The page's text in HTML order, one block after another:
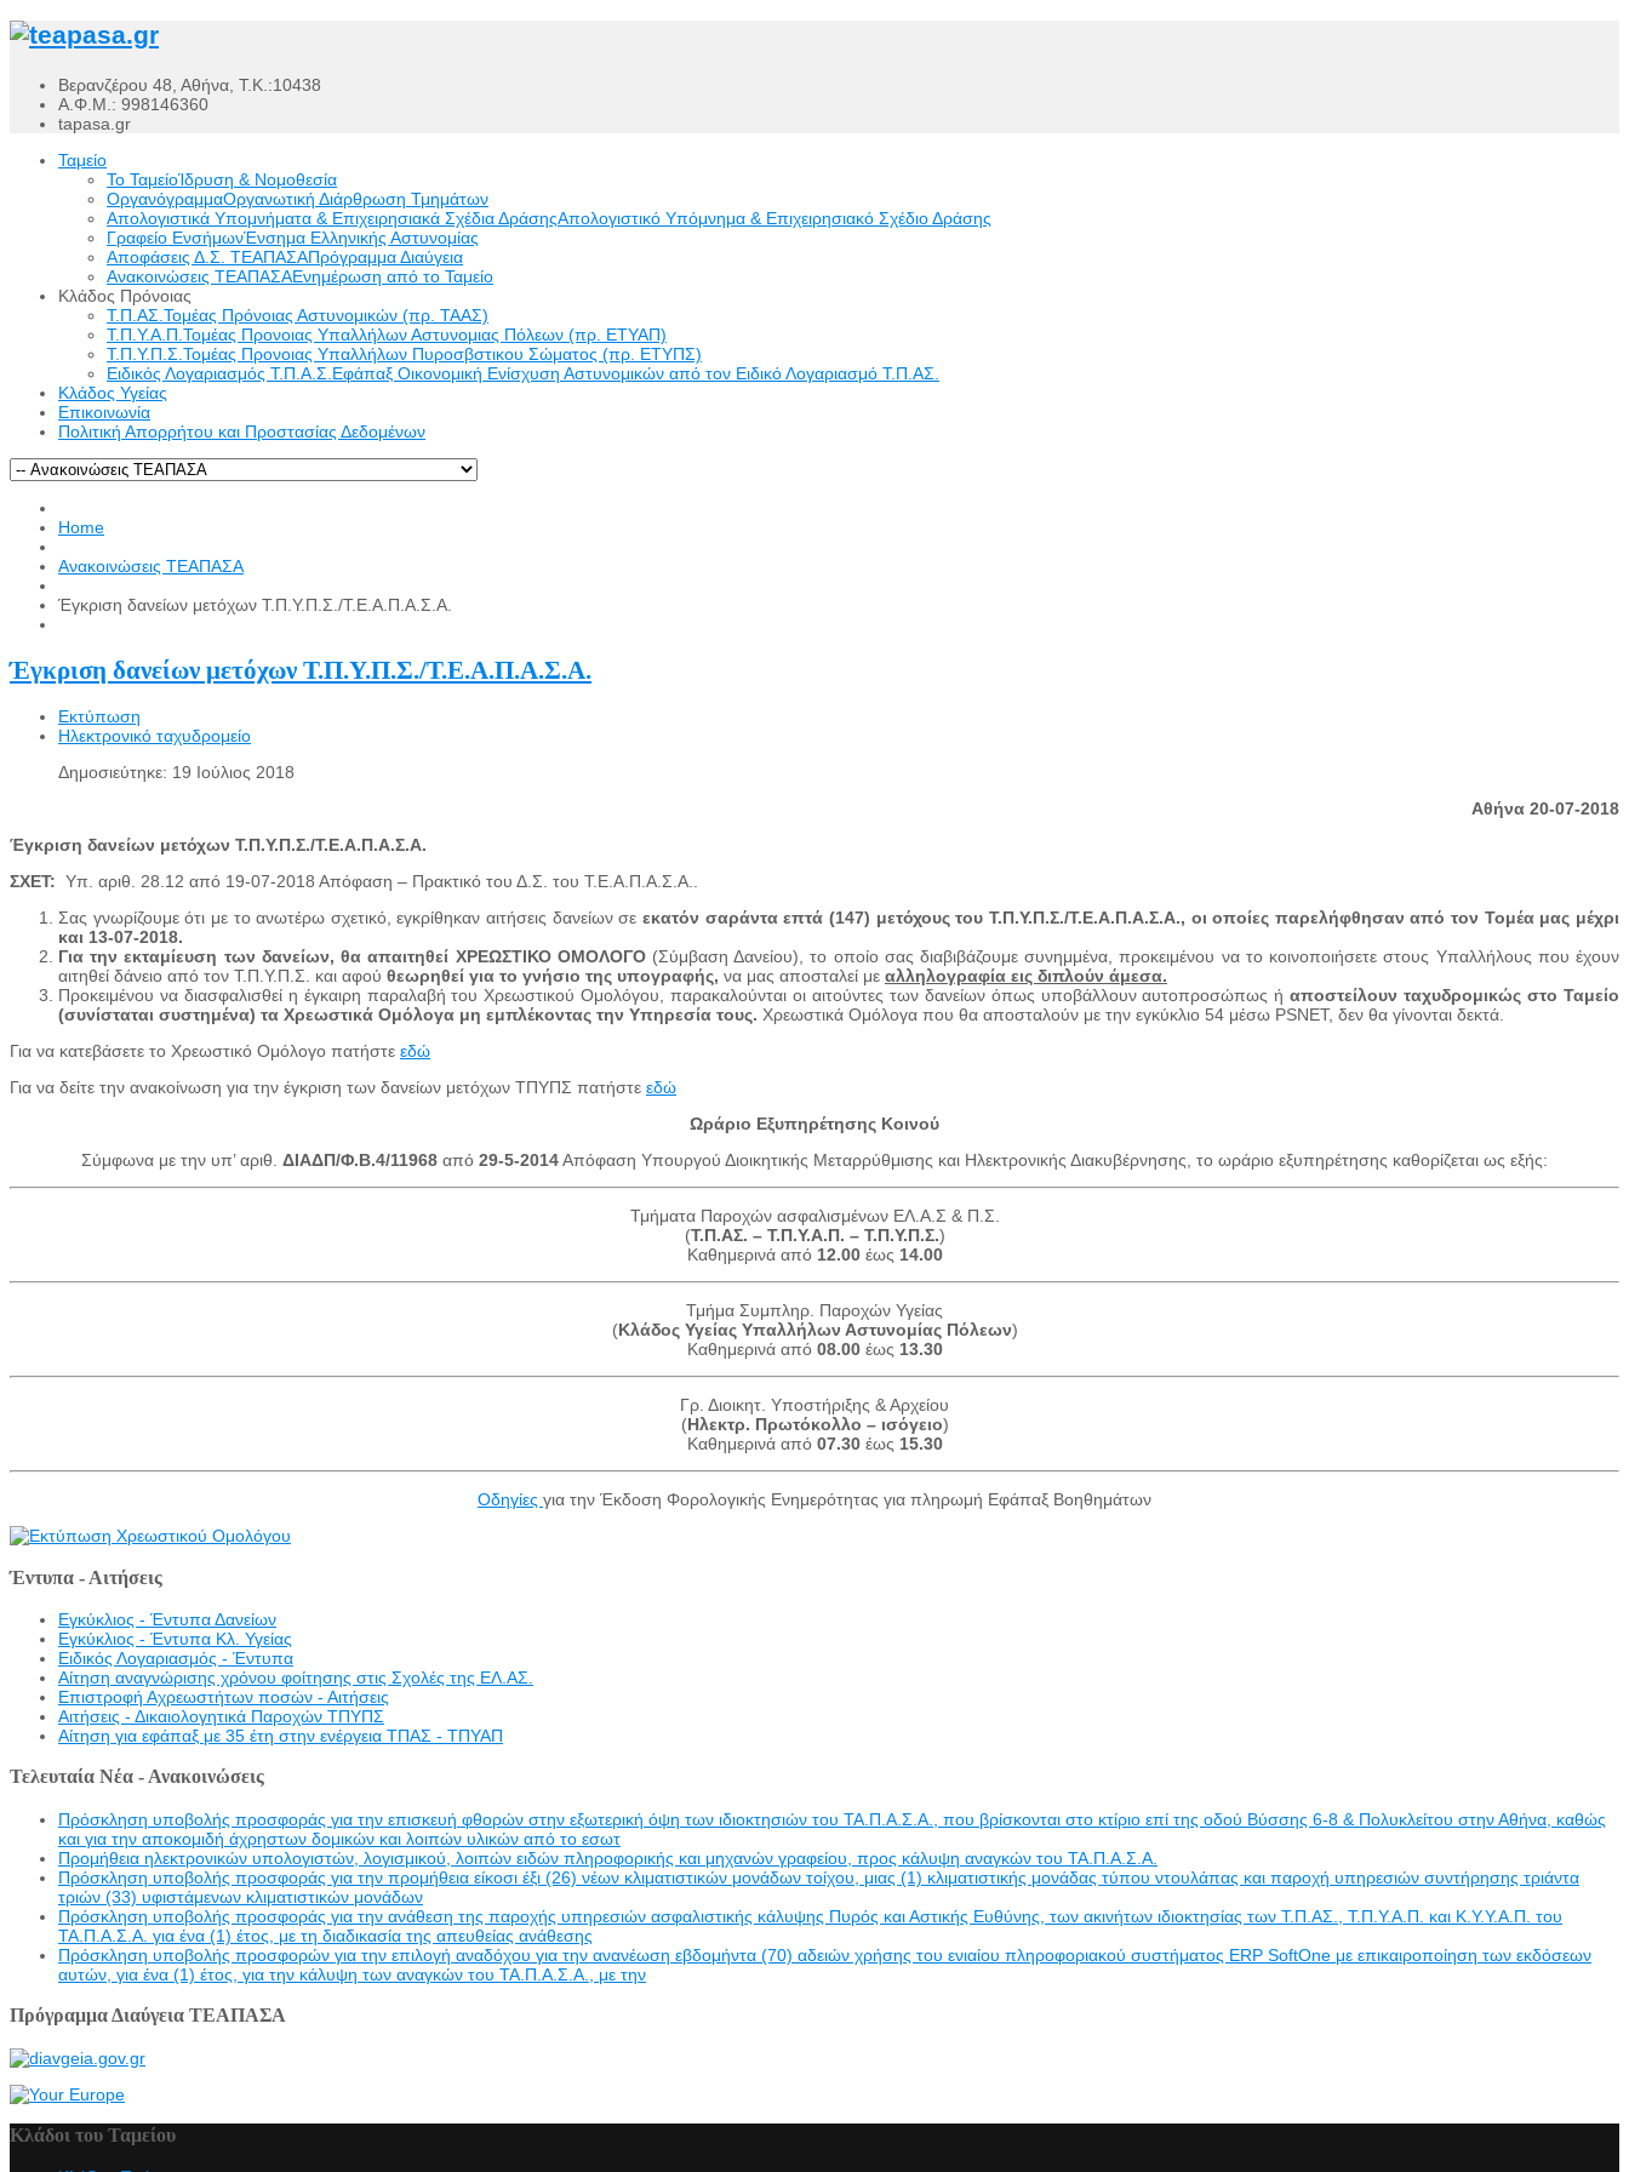
Βερανζέρου 48, Αθήνα, Τ.Κ.:10438
Α.Φ.Μ.: 998146360
tapasa.gr
Ταμείο
Το ΤαμείοΊδρυση & Νομοθεσία
ΟργανόγραμμαΟργανωτική Διάρθρωση Τμημάτων
Απολογιστικά Υπομνήματα & Επιχειρησιακά Σχέδια ΔράσηςΑπολογιστικό Υπόμνημα & Επιχειρησιακό Σχέδιο Δράσης
Γραφείο ΕνσήμωνΈνσημα Ελληνικής Αστυνομίας
Αποφάσεις Δ.Σ. ΤΕΑΠΑΣΑΠρόγραμμα Διαύγεια
Ανακοινώσεις ΤΕΑΠΑΣΑΕνημέρωση από το Ταμείο
Κλάδος Πρόνοιας
Τ.Π.ΑΣ.Τομέας Πρόνοιας Αστυνομικών (πρ. ΤΑΑΣ)
Τ.Π.Υ.Α.Π.Τομέας Προνοιας Υπαλλήλων Αστυνομιας Πόλεων (πρ. ΕΤΥΑΠ)
Τ.Π.Υ.Π.Σ.Τομέας Προνοιας Υπαλλήλων Πυροσβστικου Σώματος (πρ. ΕΤΥΠΣ)
Ειδικός Λογαριασμός Τ.Π.Α.Σ.Εφάπαξ Οικονομική Ενίσχυση Αστυνομικών από τον Ειδικό Λογαριασμό Τ.Π.ΑΣ.
Κλάδος Υγείας
Επικοινωνία
Πολιτική Απορρήτου και Προστασίας Δεδομένων
Home
Ανακοινώσεις ΤΕΑΠΑΣΑ
Έγκριση δανείων μετόχων Τ.Π.Υ.Π.Σ./Τ.Ε.Α.Π.Α.Σ.Α.
Έγκριση δανείων μετόχων Τ.Π.Υ.Π.Σ./Τ.Ε.Α.Π.Α.Σ.Α.
Εκτύπωση
Ηλεκτρονικό ταχυδρομείο
Δημοσιεύτηκε: 19 Ιούλιος 2018
Αθήνα 20-07-2018
Έγκριση δανείων μετόχων Τ.Π.Υ.Π.Σ./Τ.Ε.Α.Π.Α.Σ.Α.
ΣΧΕΤ: Υπ. αριθ. 28.12 από 19-07-2018 Απόφαση – Πρακτικό του Δ.Σ. του Τ.Ε.Α.Π.Α.Σ.Α..
Σας γνωρίζουμε ότι με το ανωτέρω σχετικό, εγκρίθηκαν αιτήσεις δανείων σεεκατόν σαράντα επτά (147) μετόχους του Τ.Π.Υ.Π.Σ./Τ.Ε.Α.Π.Α.Σ.Α., οι οποίες παρελήφθησαν από τον Τομέα μας μέχρι
και 13-07-2018.
Για την εκταμίευση των δανείων, θα απαιτηθεί ΧΡΕΩΣΤΙΚΟ ΟΜΟΛΟΓΟ(Σύμβαση Δανείου), το οποίο σας διαβιβάζουμε συνημμένα, προκειμένου να το κοινοποιήσετε στους Υπαλλήλους που έχουν
αιτηθεί δάνειο από τον Τ.Π.Υ.Π.Σ. και αφού θεωρηθεί για το γνήσιο της υπογραφής, να μας αποσταλεί με αλληλογραφία εις διπλούν άμεσα.
Προκειμένου να διασφαλισθεί η έγκαιρη παραλαβή του Χρεωστικού Ομολόγου, παρακαλούνται οι αιτούντες των δανείων όπως υποβάλλουν αυτοπροσώπως ήαποστείλουν ταχυδρομικώς στο Ταμείο
(συνίσταται συστημένα) τα Χρεωστικά Ομόλογα μη εμπλέκοντας την Υπηρεσία τους. Χρεωστικά Ομόλογα που θα αποσταλούν με την εγκύκλιο 54 μέσω PSNET, δεν θα γίνονται δεκτά.
Για να κατεβάσετε το Χρεωστικό Ομόλογο πατήστε εδώ
Για να δείτε την ανακοίνωση για την έγκριση των δανείων μετόχων ΤΠΥΠΣ πατήστε εδώ
Ωράριο Εξυπηρέτησης Κοινού
Σύμφωνα με την υπ’ αριθ. ΔΙΑΔΠ/Φ.Β.4/11968 από 29-5-2014Απόφαση Υπουργού Διοικητικής Μεταρρύθμισης και Ηλεκτρονικής Διακυβέρνησης, το ωράριο εξυπηρέτησης καθορίζεται ως εξής:
Τμήματα Παροχών ασφαλισμένων ΕΛ.Α.Σ & Π.Σ.
(Τ.Π.ΑΣ. – Τ.Π.Υ.Α.Π. – Τ.Π.Υ.Π.Σ.)
Καθημερινά από 12.00 έως 14.00
Τμήμα Συμπληρ. Παροχών Υγείας
(Κλάδος Υγείας Υπαλλήλων Αστυνομίας Πόλεων)
Καθημερινά από 08.00έως 13.30
Γρ. Διοικητ. Υποστήριξης & Αρχείου
(Ηλεκτρ. Πρωτόκολλο – ισόγειο)
Καθημερινά από 07.30έως 15.30
Οδηγίες για την Έκδοση Φορολογικής Ενημερότητας για πληρωμή Εφάπαξ Βοηθημάτων
Έντυπα - Αιτήσεις
Εγκύκλιος - Έντυπα Δανείων
Εγκύκλιος - Έντυπα Κλ. Υγείας
Eιδικός Λογαριασμός - Έντυπα
Αίτηση αναγνώρισης χρόνου φοίτησης στις Σχολές της ΕΛ.ΑΣ.
Επιστροφή Αχρεωστήτων ποσών - Αιτήσεις
Αιτήσεις - Δικαιολογητικά Παροχών ΤΠΥΠΣ
Αίτηση για εφάπαξ με 35 έτη στην ενέργεια ΤΠΑΣ - ΤΠΥΑΠ
Τελευταία Νέα - Ανακοινώσεις
Πρόσκληση υποβολής προσφοράς για την επισκευή φθορών στην εξωτερική όψη των ιδιοκτησιών του ΤΑ.Π.Α.Σ.Α., που βρίσκονται στο κτίριο επί της οδού Βύσσης 6-8 & Πολυκλείτου στην Αθήνα, καθώς
και για την αποκομιδή άχρηστων δομικών και λοιπών υλικών από το εσωτ
Προμήθεια ηλεκτρονικών υπολογιστών, λογισμικού, λοιπών ειδών πληροφορικής και μηχανών γραφείου, προς κάλυψη αναγκών του ΤΑ.Π.Α.Σ.Α.
Πρόσκληση υποβολής προσφοράς για την προμήθεια είκοσι έξι (26) νέων κλιματιστικών μονάδων τοίχου, μιας (1) κλιματιστικής μονάδας τύπου ντουλάπας και παροχή υπηρεσιών συντήρησης τριάντα
τριών (33) υφιστάμενων κλιματιστικών μονάδων
Πρόσκληση υποβολής προσφοράς για την ανάθεση της παροχής υπηρεσιών ασφαλιστικής κάλυψης Πυρός και Αστικής Ευθύνης, των ακινήτων ιδιοκτησίας των Τ.Π.ΑΣ., Τ.Π.Υ.Α.Π. και Κ.Υ.Υ.Α.Π. του
ΤΑ.Π.Α.Σ.Α. για ένα (1) έτος, με τη διαδικασία της απευθείας ανάθεσης
Πρόσκληση υποβολής προσφορών για την επιλογή αναδόχου για την ανανέωση εβδομήντα (70) αδειών χρήσης του ενιαίου πληροφοριακού συστήματος ERP SoftOne με επικαιροποίηση των εκδόσεων
αυτών, για ένα (1) έτος, για την κάλυψη των αναγκών του ΤΑ.Π.Α.Σ.Α., με την
Πρόγραμμα Διαύγεια ΤΕΑΠΑΣΑ
Κλάδοι του Ταμείου